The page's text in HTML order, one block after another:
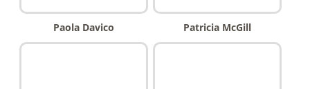
Paola Davico Patricia McGill